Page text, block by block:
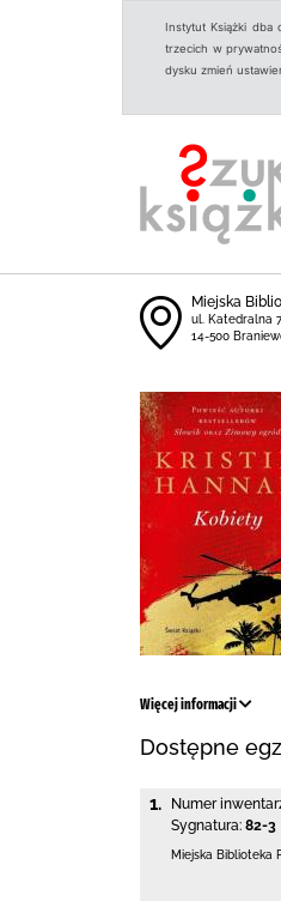
Instytut Książki dba
trzecich w
dysku zmień
Miejska
ul. Katedralna 7
14-500
Więcej informacji
Dostępne
1. Numer
Sygnatura: 82-3
Miejska Biblioteka